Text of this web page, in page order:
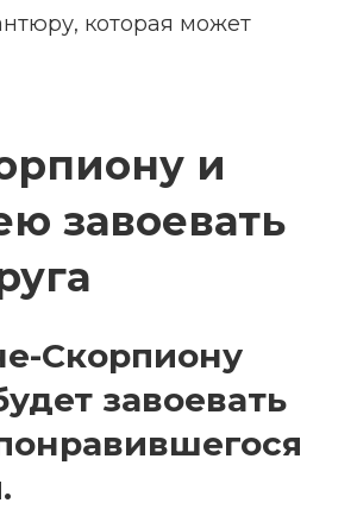
которая может
и
завоевать
Скорпиону
завоевать